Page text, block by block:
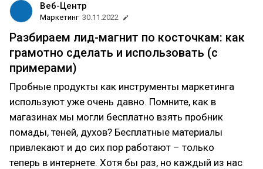
Веб-Центр
Маркетинг 30.11.2022
Разбираем лид-магнит по косточкам: как
грамотно сделать и использовать (с
примерами)
Пробные продукты как инструменты маркетинга
используют уже очень давно. Помните, как в
магазинах мы могли бесплатно взять пробник
помады, теней, духов? Бесплатные материалы
привлекают и до сих пор работают – только
теперь в интернете. Хотя бы раз, но каждый из нас